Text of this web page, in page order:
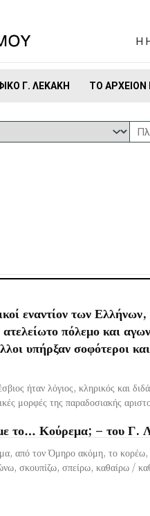
Η
Γ. ΛΕΚΆΚΗ ΤΟ ΑΡΧΕΊΟΝ
εναντίον των Ελλήνων,
πόλεμο και
υπήρξαν σοφότεροι και
ήταν λόγιος, κληρικός και
μορφές της παραδοσιακής
το… Κούρεμα; – του Γ.
από τον Όμηρο ακόμη, το κορέω,
σκουπίζω, σπείρω, καθαίρω /